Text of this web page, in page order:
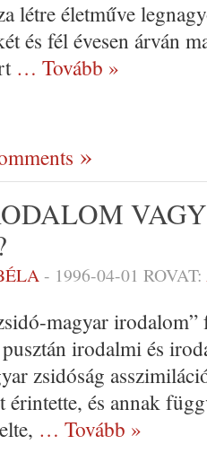
létre életműve
és fél évesen árván
… Tovább »
- 1996-04-01 ROVAT:
magyar irodalom”
irodalmi és
zsidóság
érintette, és annak
… Tovább »